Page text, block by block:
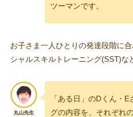
ツーマンです。
お子さま一人ひとりの発達段階に
シャルスキルトレーニング(SST)な
「ある日」のDくん・
グの内容を、それぞれ